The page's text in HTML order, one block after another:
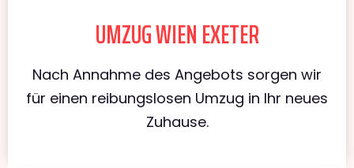
UMZUG WIEN EXETER
Nach Annahme des Angebots sorgen wir
für einen reibungslosen Umzug in Ihr neues
Zuhause.